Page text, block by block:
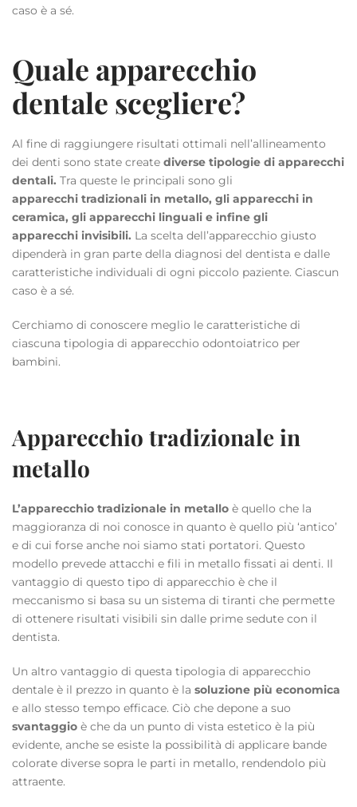
caso è a sé.
Quale apparecchio
dentale scegliere?
Al fine di raggiungere risultati ottimali nell’allineamento
dei denti sono state create diverse tipologie di apparecchi
dentali. Tra queste le principali sono gli
apparecchi tradizionali in metallo, gli apparecchi in
ceramica, gli apparecchi linguali e infine gli
apparecchi invisibili. La scelta dell’apparecchio giusto
dipenderà in gran parte della diagnosi del dentista e dalle
caratteristiche individuali di ogni piccolo paziente. Ciascun
caso è a sé.
Cerchiamo di conoscere meglio le caratteristiche di
ciascuna tipologia di apparecchio odontoiatrico per
bambini.
Apparecchio tradizionale in
metallo
L’apparecchio tradizionale in metallo è quello che la
maggioranza di noi conosce in quanto è quello più ‘antico’
e di cui forse anche noi siamo stati portatori. Questo
modello prevede attacchi e fili in metallo fissati ai denti. Il
vantaggio di questo tipo di apparecchio è che il
meccanismo si basa su un sistema di tiranti che permette
di ottenere risultati visibili sin dalle prime sedute con il
dentista.
Un altro vantaggio di questa tipologia di apparecchio
dentale è il prezzo in quanto è la soluzione più economica
e allo stesso tempo efficace. Ciò che depone a suo
svantaggio è che da un punto di vista estetico è la più
evidente, anche se esiste la possibilità di applicare bande
colorate diverse sopra le parti in metallo, rendendolo più
attraente.